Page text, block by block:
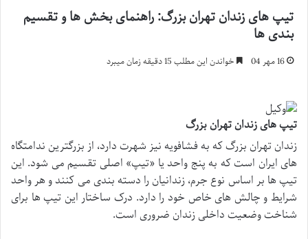
تیپ های زندان تهران بزرگ: راهنمای بخش ها و تقسیم
بندی ها
16 مهر 04 خواندن این مطلب 15 دقیقه زمان میبرد
تیپ های زندان تهران بزرگ
زندان تهران بزرگ که به فشافویه نیز شهرت دارد، از بزرگترین ندامتگاه
های ایران است که به پنج واحد یا «تیپ» اصلی تقسیم می شود. این
تیپ ها بر اساس نوع جرم، زندانیان را دسته بندی می کنند و هر واحد
شرایط و چالش های خاص خود را دارد. درک ساختار این تیپ ها برای
شناخت وضعیت داخلی زندان ضروری است.